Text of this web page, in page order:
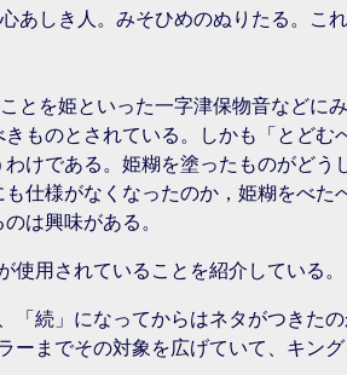
あしき人。みそひめのぬりたる。こ
とを姫といった一字津保物音などに
ものとされている。しかも「とどむ
けである。姫糊を塗ったものがどう
仕様がなくなったのか，姫糊をべた
は興味がある。
用されていることを紹介している。
「続」になってからはネタがつきた
ーまでその対象を広げていて、キン